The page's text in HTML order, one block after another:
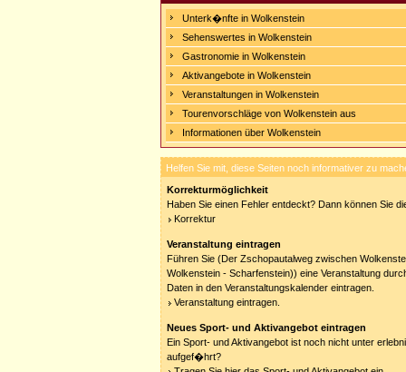
Unterk�nfte in Wolkenstein
Sehenswertes in Wolkenstein
Gastronomie in Wolkenstein
Aktivangebote in Wolkenstein
Veranstaltungen in Wolkenstein
Tourenvorschläge von Wolkenstein aus
Informationen über Wolkenstein
Helfen Sie mit, diese Seiten noch informativer zu
Korrekturmöglichkeit
Haben Sie einen Fehler entdeckt? Dann können Sie
Korrektur
Veranstaltung eintragen
Führen Sie (Der Zschopautalweg zwischen
Wolkenstein - Scharfenstein)) eine Veranstaltung
Daten in den Veranstaltungskalender eintragen.
Veranstaltung eintragen.
Neues Sport- und Aktivangebot eintragen
Ein Sport- und Aktivangebot ist noch nicht unter
aufgef�hrt?